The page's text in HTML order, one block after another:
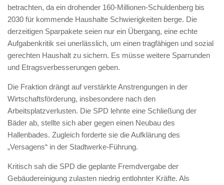
betrachten, da ein drohender 160-Millionen-Schuldenberg bis
2030 für kommende Haushalte Schwierigkeiten berge. Die
derzeitigen Sparpakete seien nur ein Übergang, eine echte
Aufgabenkritik sei unerlässlich, um einen tragfähigen und sozial
gerechten Haushalt zu sichern. Es müsse weitere Sparrunden
und Etragsverbesserungen geben.
Die Fraktion drängt auf verstärkte Anstrengungen in der
Wirtschaftsförderung, insbesondere nach den
Arbeitsplatzverlusten. Die SPD lehnte eine Schließung der
Bäder ab, stellte sich aber gegen einen Neubau des
Hallenbades. Zugleich forderte sie die Aufklärung des
„Versagens“ in der Stadtwerke-Führung.
Kritisch sah die SPD die geplante Fremdvergabe der
Gebäudereinigung zulasten niedrig entlohnter Kräfte. Als